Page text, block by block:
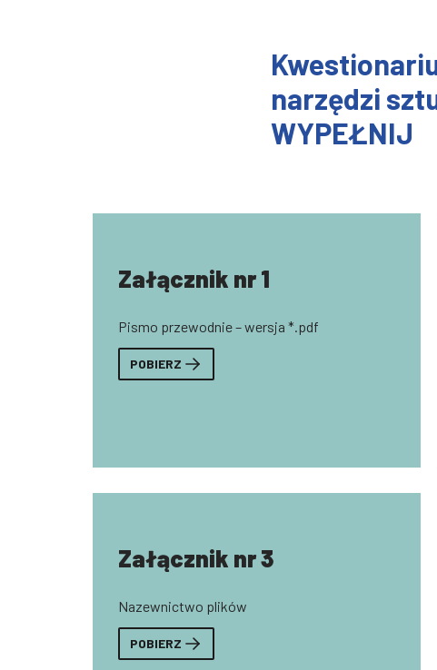
narzędzi
WYPEŁNIJ
Załącznik nr 1
Pismo przewodnie – wersja *.pdf
POBIERZ
Załącznik nr 3
Nazewnictwo plików
POBIERZ